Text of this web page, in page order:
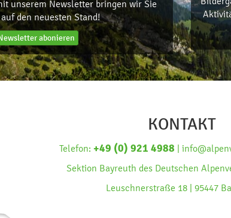
unserem Newsletter bringen wir Sie
den neuesten Stand!
abonieren
KONTAKT
Telefon: +49 (0) 921 4988 |
Sektion Bayreuth des Deutschen
Leuschnerstraße 18 | 95447